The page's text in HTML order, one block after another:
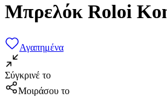
Μπρελόκ Roloi
Αγαπημένα
Σύγκρινέ το
Μοιράσου το